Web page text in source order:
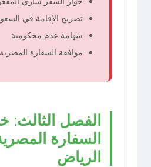
تصريح الإقامة في
شهامة عدم محكومية
موافقة السفارة المصرية
الفصل الثالث:
السفارة
الرياض